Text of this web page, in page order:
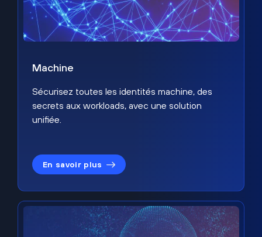
Machine
Sécurisez toutes les identités machine, des
secrets aux workloads, avec une solution
unifiée.
En savoir plus